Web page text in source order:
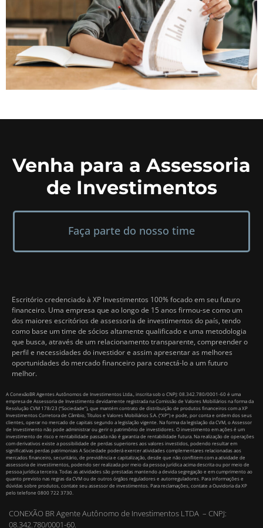
Venha para a Assessoria
de Investimentos
Faça parte do nosso time
Escritório credenciado à XP Investimentos 100% focado em seu futuro
financeiro. Uma empresa que ao longo de 15 anos firmou-se como um
dos maiores escritórios de assessoria de investimentos do país, tendo
como base um time de sócios altamente qualificado e uma metodologia
que busca, através de um relacionamento transparente, compreender o
perfil e necessidades do investidor e assim apresentar as melhores
oportunidades do mercado financeiro para conectá-lo a um futuro
melhor.
A ConexãoBR Agentes Autônomos de Investimentos Ltda., inscrita sob o CNPJ: 08.342.780/0001-60 é uma
empresa de Assessoria de Investimento devidamente registrada na Comissão de Valores Mobiliários na forma da
Resolução CVM 178/23 (“Sociedade”), que mantém contrato de distribuição de produtos financeiros com a XP
Investimentos Corretora de Câmbio, Títulos e Valores Mobiliários S.A. (“XP”) e pode, por conta e ordem dos seus
clientes, operar no mercado de capitais segundo a legislação vigente. Na forma da legislação da CVM, o Assessor
de Investimento não pode administrar ou gerir o patrimônio de investidores. O investimento em ações é um
investimento de risco e rentabilidade passada não é garantia de rentabilidade futura. Na realização de operações
com derivativos existe a possibilidade de perdas superiores aos valores investidos, podendo resultar em
significativas perdas patrimoniais A Sociedade poderá exercer atividades complementares relacionadas aos
mercados financeiro, securitário, de previdência e capitalização, desde que não conflitem com a atividade de
assessoria de investimentos, podendo ser realizada por meio da pessoa jurídica acima descrita ou por meio de
pessoa jurídica terceira. Todas as atividades são prestadas mantendo a devida segregação e em cumprimento ao
quanto previsto nas regras da CVM ou de outros órgãos reguladores e autorreguladores. Para informações e
dúvidas sobre produtos, contate seu assessor de investimentos. Para reclamações, contate a Ouvidoria da XP
pelo telefone 0800 722 3730.
CONEXÃO BR Agente Autônomo de Investimentos LTDA – CNPJ:
08.342.780/0001-60.